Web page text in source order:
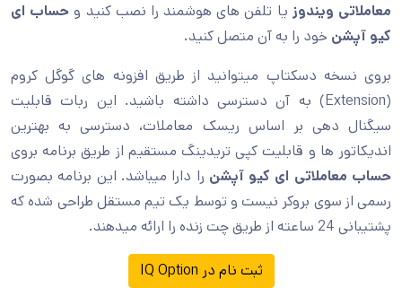
معاملاتی ویندوز یا تلفن های هوشمند را نصب کنید و حساب ای
کیو آپشن خود را به آن متصل کنید.
بروی نسخه دسکتاپ میتوانید از طریق افزونه های گوگل کروم
(Extension) به آن دسترسی داشته باشید. این ربات قابلیت
سیگنال دهی بر اساس ریسک معاملات، دسترسی به بهترین
اندیکاتور ها و قابلیت کپی تریدینگ مستقیم از طریق برنامه بروی
حساب معاملاتی ای کیو آپشن را دارا میباشد. این برنامه بصورت
رسمی از سوی بروکر نیست و توسط یک تیم مستقل طراحی شده که
پشتیبانی 24 ساعته از طریق چت زنده را ارائه میدهند.
ثبت نام در IQ Option